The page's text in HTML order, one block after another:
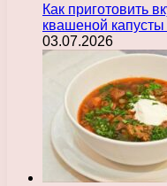
Как приготовить
квашеной
03.07.2026